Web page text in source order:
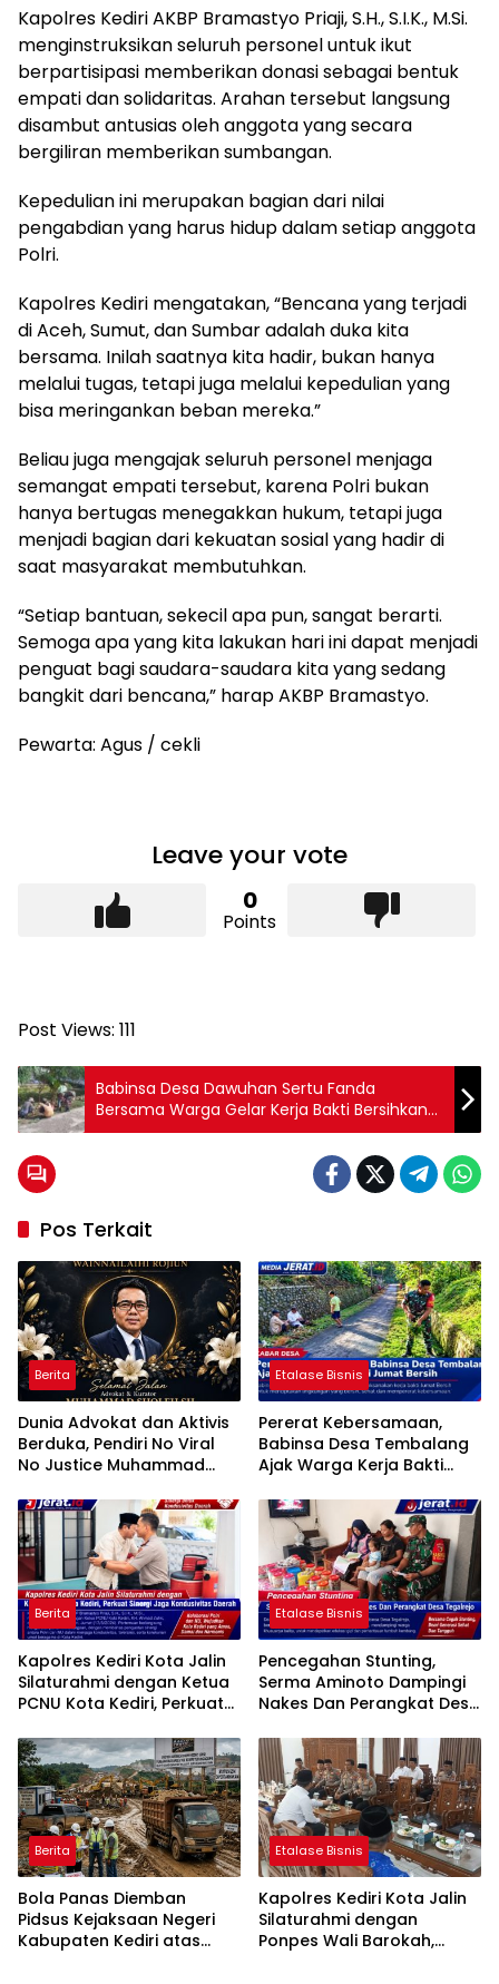
Kapolres Kediri AKBP Bramastyo Priaji, S.H., S.I.K., M.Si.
menginstruksikan seluruh personel untuk ikut
berpartisipasi memberikan donasi sebagai bentuk
empati dan solidaritas. Arahan tersebut langsung
disambut antusias oleh anggota yang secara
bergiliran memberikan sumbangan.
Kepedulian ini merupakan bagian dari nilai
pengabdian yang harus hidup dalam setiap anggota
Polri.
Kapolres Kediri mengatakan, “Bencana yang terjadi
di Aceh, Sumut, dan Sumbar adalah duka kita
bersama. Inilah saatnya kita hadir, bukan hanya
melalui tugas, tetapi juga melalui kepedulian yang
bisa meringankan beban mereka.”
Beliau juga mengajak seluruh personel menjaga
semangat empati tersebut, karena Polri bukan
hanya bertugas menegakkan hukum, tetapi juga
menjadi bagian dari kekuatan sosial yang hadir di
saat masyarakat membutuhkan.
“Setiap bantuan, sekecil apa pun, sangat berarti.
Semoga apa yang kita lakukan hari ini dapat menjadi
penguat bagi saudara-saudara kita yang sedang
bangkit dari bencana,” harap AKBP Bramastyo.
Pewarta: Agus / cekli
Leave your vote
0
Points
Post Views: 111
Babinsa Desa Dawuhan Sertu Fanda
Bersama Warga Gelar Kerja Bakti Bersihkan
Lingkungan
Pos Terkait
Berita
Dunia Advokat dan Aktivis
Berduka, Pendiri No Viral
No Justice Muhammad
Etalase Bisnis
Pererat Kebersamaan,
Babinsa Desa Tembalang
Ajak Warga Kerja Bakti
Berita
Kapolres Kediri Kota Jalin
Silaturahmi dengan Ketua
PCNU Kota Kediri, Perkuat
Daerah
Etalase Bisnis
Pencegahan Stunting,
Serma Aminoto Dampingi
Nakes Dan Perangkat Desa
Berita
Bola Panas Diemban
Pidsus Kejaksaan Negeri
Kabupaten Kediri atas
Etalase Bisnis
Kapolres Kediri Kota Jalin
Silaturahmi dengan
Ponpes Wali Barokah,